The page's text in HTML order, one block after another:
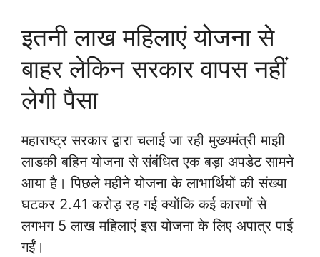
इतनी लाख महिलाएं योजना से
बाहर लेकिन सरकार वापस नहीं
लेगी पैसा
महाराष्ट्र सरकार द्वारा चलाई जा रही मुख्यमंत्री माझी
लाडकी बहिन योजना से संबंधित एक बड़ा अपडेट सामने
आया है। पिछले महीने योजना के लाभार्थियों की संख्या
घटकर 2.41 करोड़ रह गई क्योंकि कई कारणों से
लगभग 5 लाख महिलाएं इस योजना के लिए अपात्र पाई
गईं।